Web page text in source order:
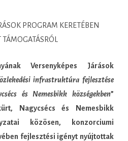
PROGRAM KERETÉBEN
TÁMOGATÁSRÓL
Versenyképes Járások
infrastruktúra fejlesztése
és Nemesbikk községekben”
Nagycsécs és Nemesbikk
közösen, konzorciumi
fejlesztési igényt nyújtottak